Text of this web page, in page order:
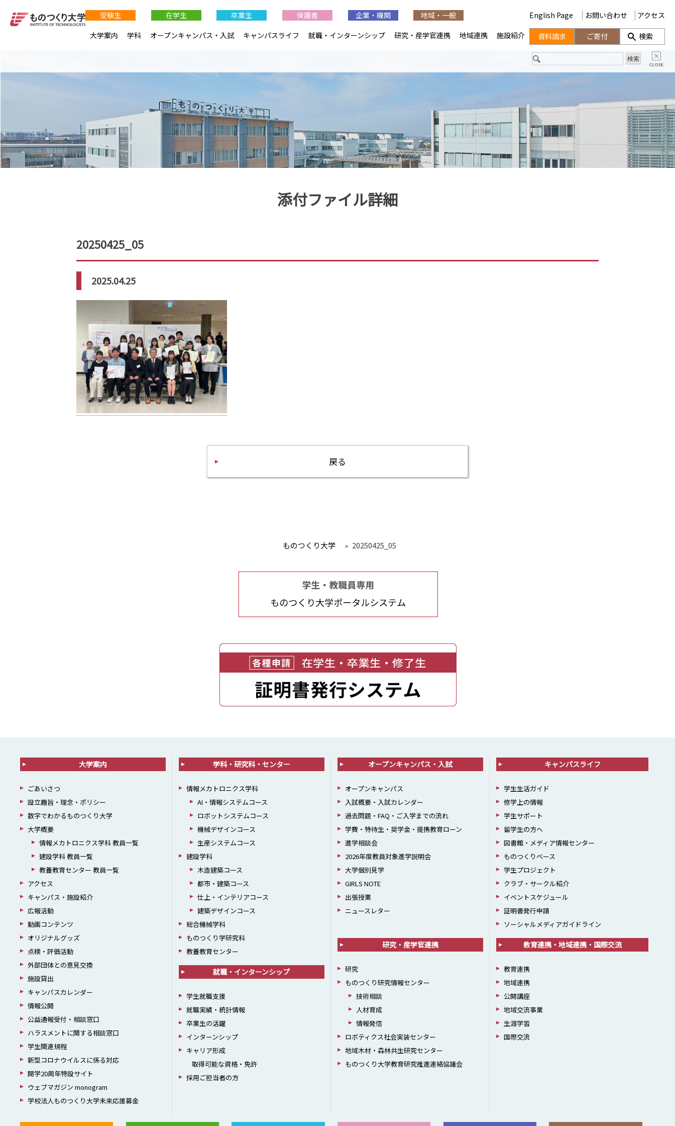
添付ファイル詳細
20250425_05
2025.04.25
戻る
受験生 在学生 卒業生 保護者 企業・機関
地域・一般
大学案内
学科 オープンキャンパス・入試 キャンパスライフ 就職・インターンシップ 研究・産学官連携 地域連携 施設紹介
English Page お問い合わせ アクセス
資料請求 ご寄付 検索
ものつくり大学 » 20250425_05
大学案内
ごあいさつ
設立趣旨・理念・ポリシー
数字でわかるものつくり大学
大学概要
情報メカトロニクス学科 教員一覧
建設学科 教員一覧
教養教育センター 教員一覧
アクセス
キャンパス・施設紹介
広報活動
動画コンテンツ
オリジナルグッズ
点検・評価活動
外部団体との意見交換
施設貸出
キャンパスカレンダー
情報公開
公益通報受付・相談窓口
ハラスメントに関する相談窓口
学生関連規程
新型コロナウイルスに係る対応
開学20周年特設サイト
ウェブマガジン monogram
学校法人ものつくり大学未来応援募金
学科・研究科・センター
情報メカトロニクス学科
AI・情報システムコース
ロボットシステムコース
機械デザインコース
生産システムコース
建設学科
木造建築コース
都市・建築コース
仕上・インテリアコース
建築デザインコース
総合機械学科
ものつくり学研究科
教養教育センター
就職・インターンシップ
学生就職支援
就職実績・統計情報
卒業生の活躍
インターンシップ
キャリア形成
取得可能な資格・免許
採用ご担当者の方
オープンキャンパス・入試
オープンキャンパス
入試概要・入試カレンダー
過去問題・FAQ・ご入学までの流れ
学費・特待生・奨学金・提携教育ローン
進学相談会
2026年度教員対象進学説明会
大学個別見学
GIRLS NOTE
出張授業
ニュースレター
研究・産学官連携
研究
ものつくり研究情報センター
技術相談
人材育成
情報発信
ロボティクス社会実装センター
地域木材・森林共生研究センター
ものつくり大学教育研究推進連絡協議会
キャンパスライフ
学生生活ガイド
修学上の情報
学生サポート
留学生の方へ
図書館・メディア情報センター
ものつくりベース
学生プロジェクト
クラブ・サークル紹介
イベントスケジュール
証明書発行申請
ソーシャルメディアガイドライン
教育連携・地域連携・国際交流
教育連携
地域連携
公開講座
地域交流事業
生涯学習
国際交流